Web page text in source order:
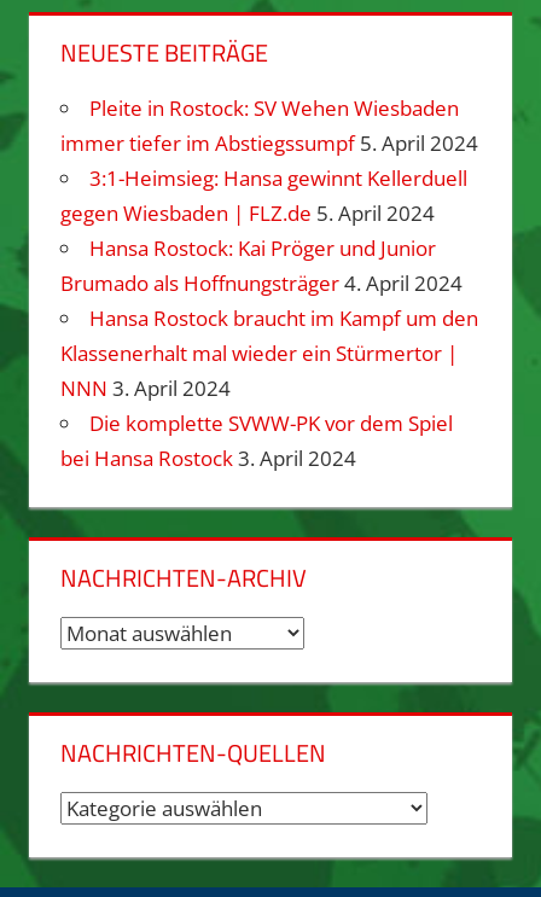
NEUESTE BEITRÄGE
Pleite in Rostock: SV Wehen Wiesbaden
immer tiefer im Abstiegssumpf 5. April 2024
3:1-Heimsieg: Hansa gewinnt Kellerduell
gegen Wiesbaden | FLZ.de 5. April 2024
Hansa Rostock: Kai Pröger und Junior
Brumado als Hoffnungsträger4. April 2024
Hansa Rostock braucht im Kampf um den
Klassenerhalt mal wieder ein Stürmertor |
NNN 3. April 2024
Die komplette SVWW-PK vor dem Spiel
bei Hansa Rostock3. April 2024
NACHRICHTEN-ARCHIV
Nachrichten-
NACHRICHTEN-QUELLEN
Nachrichten-